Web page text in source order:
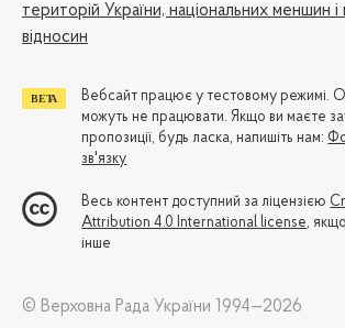
територій України, національних меншин і
відносин
Вебсайт працює у тестовому режимі.
можуть не працювати. Якщо ви маєте
пропозиції, будь ласка, напишіть нам:
зв'язку
Весь контент доступний за ліцензією
Attribution 4.0 International license,
інше
© Верховна Рада України 1994—2026